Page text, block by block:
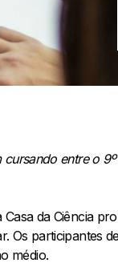
entre o
da Ciência
Os participantes
médio.